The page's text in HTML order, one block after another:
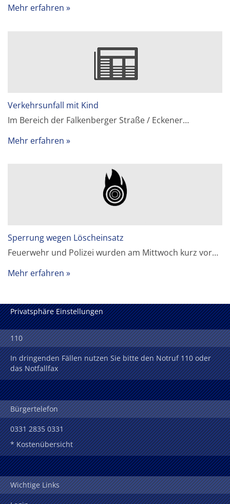
Mehr erfahren
Verkehrsunfall mit Kind
Im Bereich der Falkenberger Straße / Eckener…
Mehr erfahren
Sperrung wegen Löscheinsatz
Feuerwehr und Polizei wurden am Mittwoch kurz vor…
Mehr erfahren
Privatsphäre Einstellungen
110
In dringenden Fällen nutzen Sie bitte den Notruf 110 oder
das Notfallfax
Bürgertelefon
0331 2835 0331
* Kostenübersicht
Wichtige Links